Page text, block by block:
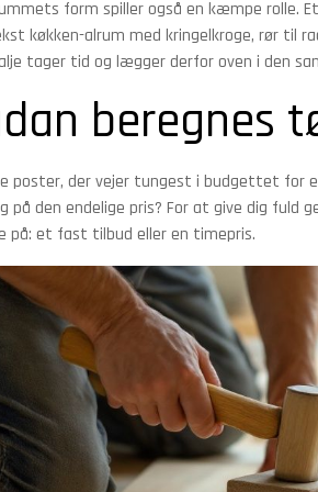
form spiller også en kæmpe
køkken-alrum med kringelkroge, rør til
tager tid og lægger derfor oven i den
beregnes
poster, der vejer tungest i budgettet for
på den endelige pris? For at give dig fuld
på: et fast tilbud eller en timepris.